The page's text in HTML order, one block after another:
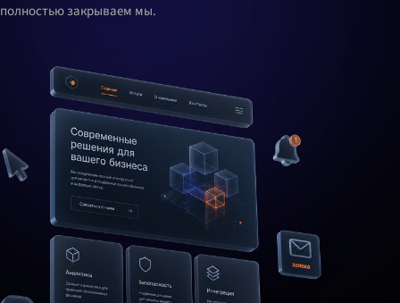
полностью закрываем мы.